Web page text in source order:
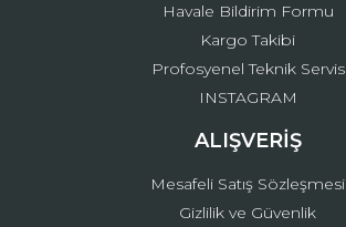
Gönder
Havale Bildirim Formu
Kargo Takibi
Profosyenel Teknik Servis
INSTAGRAM
ALIŞVERİŞ
Mesafeli Satış Sözleşmesi
Gizlilik ve Güvenlik